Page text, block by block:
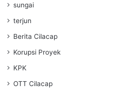
sungai
terjun
Berita Cilacap
Korupsi Proyek
KPK
OTT Cilacap